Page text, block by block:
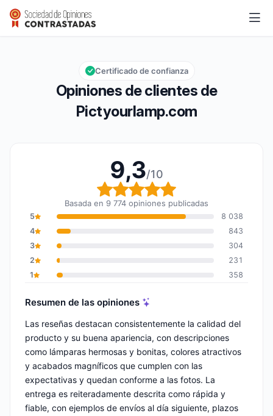
Pictyourlamp.com
Calificación global: 9,3 de 10
9,3/10
Opiniones de clientes de
Pictyourlamp.com
Certificado de confianza
9,3/10
Calificación global: 9,3
Basada en 9 774 opiniones publicadas
5
8 038
4
843
3
304
2
231
1
358
Resumen de las opiniones
Las reseñas destacan consistentemente la calidad del
producto y su buena apariencia, con descripciones
como lámparas hermosas y bonitas, colores atractivos
y acabados magníficos que cumplen con las
expectativas y quedan conforme a las fotos. La
entrega es reiteradamente descrita como rápida y
fiable, con ejemplos de envíos al día siguiente, plazos